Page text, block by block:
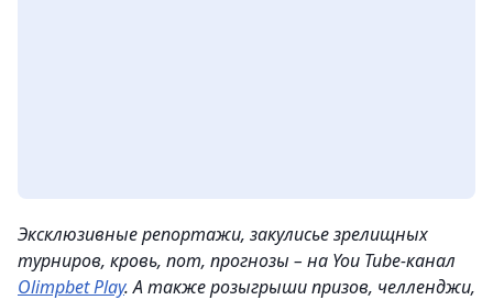
Эксклюзивные репортажи, закулисье зрелищных
турниров, кровь, пот, прогнозы – на You Tube-канал
Olimpbet Play. А также розыгрыши призов, челленджи,